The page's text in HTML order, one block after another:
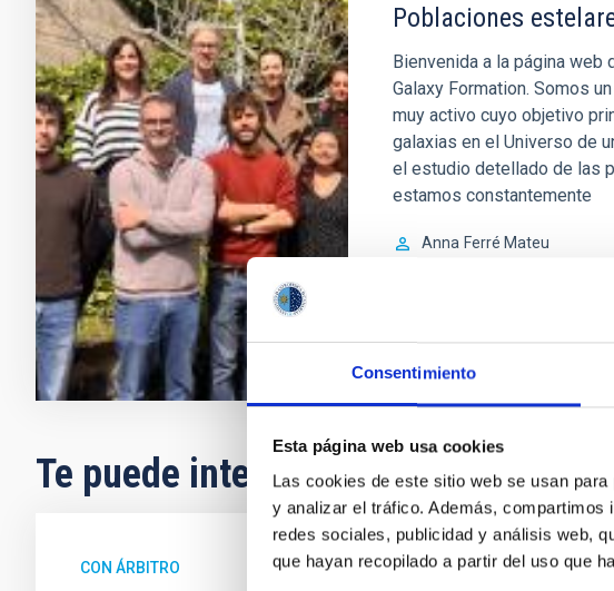
Consentimiento
Esta página web usa cookies
Las cookies de este sitio web se usan
y analizar el tráfico. Además,
redes sociales, publicidad y análisis web,
que hayan recopilado a partir del uso que
Poblaciones
Bienvenida a la página
Galaxy Formation. Somos
muy activo cuyo objetivo
galaxias en el Universo de
el estudio detellado de las
estamos constantemente
Anna Ferré Mateu
Te puede interesar
CON ÁRBITRO